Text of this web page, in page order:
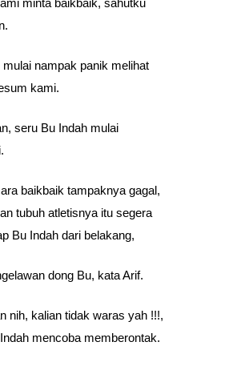
minta baikbaik, sahutku
mulai nampak panik melihat
kami.
seru Bu Indah mulai
baikbaik tampaknya gagal,
tubuh atletisnya itu segera
Bu Indah dari belakang,
dong Bu, kata Arif.
nih, kalian tidak waras yah !!!,
mencoba memberontak.